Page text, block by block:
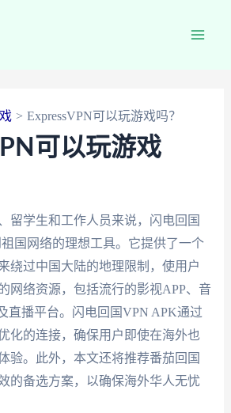
ExpressVPN可以玩游戏吗？
可以玩游戏
留学生和工作人员来说，闪电回国
国网络的理想工具。它提供了一个
绕过中国大陆的地理限制，使用户
网络资源，包括流行的影视APP、音
直播平台。闪电回国VPN APK通过
化的连接，确保用户即使在海外也
验。此外，本文还将推荐番茄回国
的备选方案，以确保海外华人无忧